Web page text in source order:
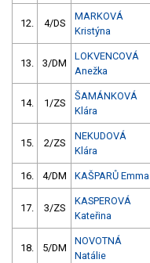
12. 4/DS
MARKOVÁ
Kristýna
13. 3/DM
LOKVENCOVÁ
Anežka
14. 1/ZS
ŠAMÁNKOVÁ
Klára
15. 2/ZS
NEKUDOVÁ
Klára
16. 4/DM KAŠPARŮ Emma
17. 3/ZS
KASPEROVÁ
Kateřina
18. 5/DM
NOVOTNÁ
Natálie